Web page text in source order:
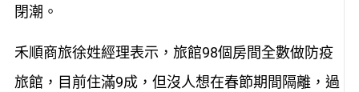
閉潮。
禾順商旅徐姓經理表示，旅館98個房間全數做防疫
旅館，目前住滿9成，但沒人想在春節期間隔離，過